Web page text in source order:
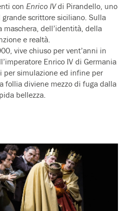
con Enrico IVdi Pirandello, uno
scrittore siciliano. Sulla
dell’identità, della
e realtà.
vive chiuso per vent’anni in
Enrico IV di Germania
per simulazione ed infine per
follia diviene mezzo di fuga dalla
bellezza.